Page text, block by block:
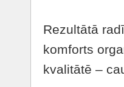
Rezultātā
komforts
kvalitātē –